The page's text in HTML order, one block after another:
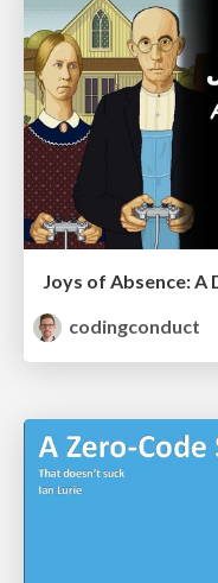
Joys of Absence:
codingconduct